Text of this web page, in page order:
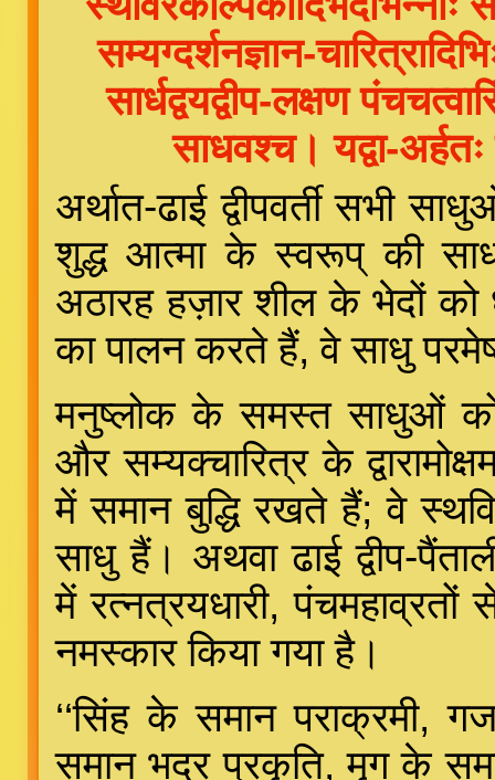
सम्यग्दर्शनज्ञान-
सार्धद्वयद्वीप-लक्षण
साधवश्च। यद्वा-
अर्थात-ढाई द्वीपवर्ती सभी
शुद्ध आत्मा के स्वरूप् की
अठारह हज़ार शील के भेदों
का पालन करते हैं, वे साधु
मनुष्लोक के समस्त साधुओं को
और सम्यक्चारित्र के
में समान बुद्धि रखते हैं; वे
साधु हैं। अथवा ढाई द्वीप-
में रत्नत्रयधारी, पंचमहाव्रतों
नमस्कार किया गया है।
‘‘सिंह के समान पराक्रमी,
समान भद्र प्रकृति, मृग के